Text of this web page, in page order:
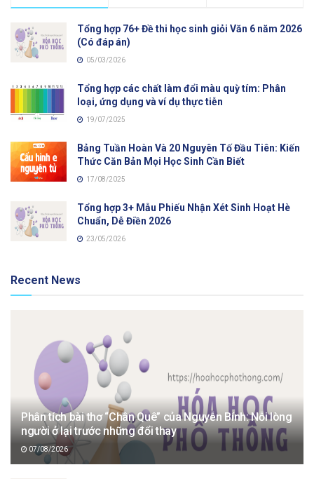
Tổng hợp 76+ Đề thi học sinh giỏi Văn 6 năm 2026
(Có đáp án)
05/03/2026
Tổng hợp các chất làm đổi màu quỳ tím: Phân
loại, ứng dụng và ví dụ thực tiễn
19/07/2025
Bảng Tuần Hoàn Và 20 Nguyên Tố Đầu Tiên: Kiến
Thức Căn Bản Mọi Học Sinh Cần Biết
17/08/2025
Tổng hợp 3+ Mẫu Phiếu Nhận Xét Sinh Hoạt Hè
Chuẩn, Dễ Điền 2026
23/05/2026
Recent News
Phân tích bài thơ “Chân Quê” của Nguyễn Bính: Nỗi lòng
người ở lại trước những đổi thay
07/08/2026